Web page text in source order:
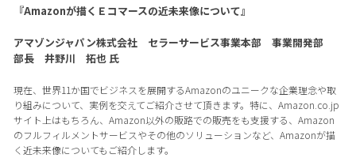
『Amazonが描くＥコマースの近未来像について』
アマゾンジャパン株式会社 セラーサービス事業本部 事業開発部
部長 井野川 拓也 氏
現在、世界11か国でビジネスを展開するAmazonのユニークな企業理念や取
り組みについて、実例を交えてご紹介させて頂きます。特に、Amazon.co.jp
サイト上はもちろん、Amazon以外の販路での販売をも支援する、Amazon
のフルフィルメントサービスやその他のソリューションなど、Amazonが描
く近未来像についてもご紹介します。